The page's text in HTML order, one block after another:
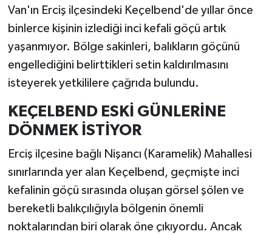
Van'ın Erciş ilçesindeki Keçelbend'de yıllar önce
binlerce kişinin izlediği inci kefali göçü artık
yaşanmıyor. Bölge sakinleri, balıkların göçünü
engellediğini belirttikleri setin kaldırılmasını
isteyerek yetkililere çağrıda bulundu.
KEÇELBEND ESKİ GÜNLERİNE
DÖNMEK İSTİYOR
Erciş ilçesine bağlı Nişancı (Karamelik) Mahallesi
sınırlarında yer alan Keçelbend, geçmişte inci
kefalinin göçü sırasında oluşan görsel şölen ve
bereketli balıkçılığıyla bölgenin önemli
noktalarından biri olarak öne çıkıyordu. Ancak